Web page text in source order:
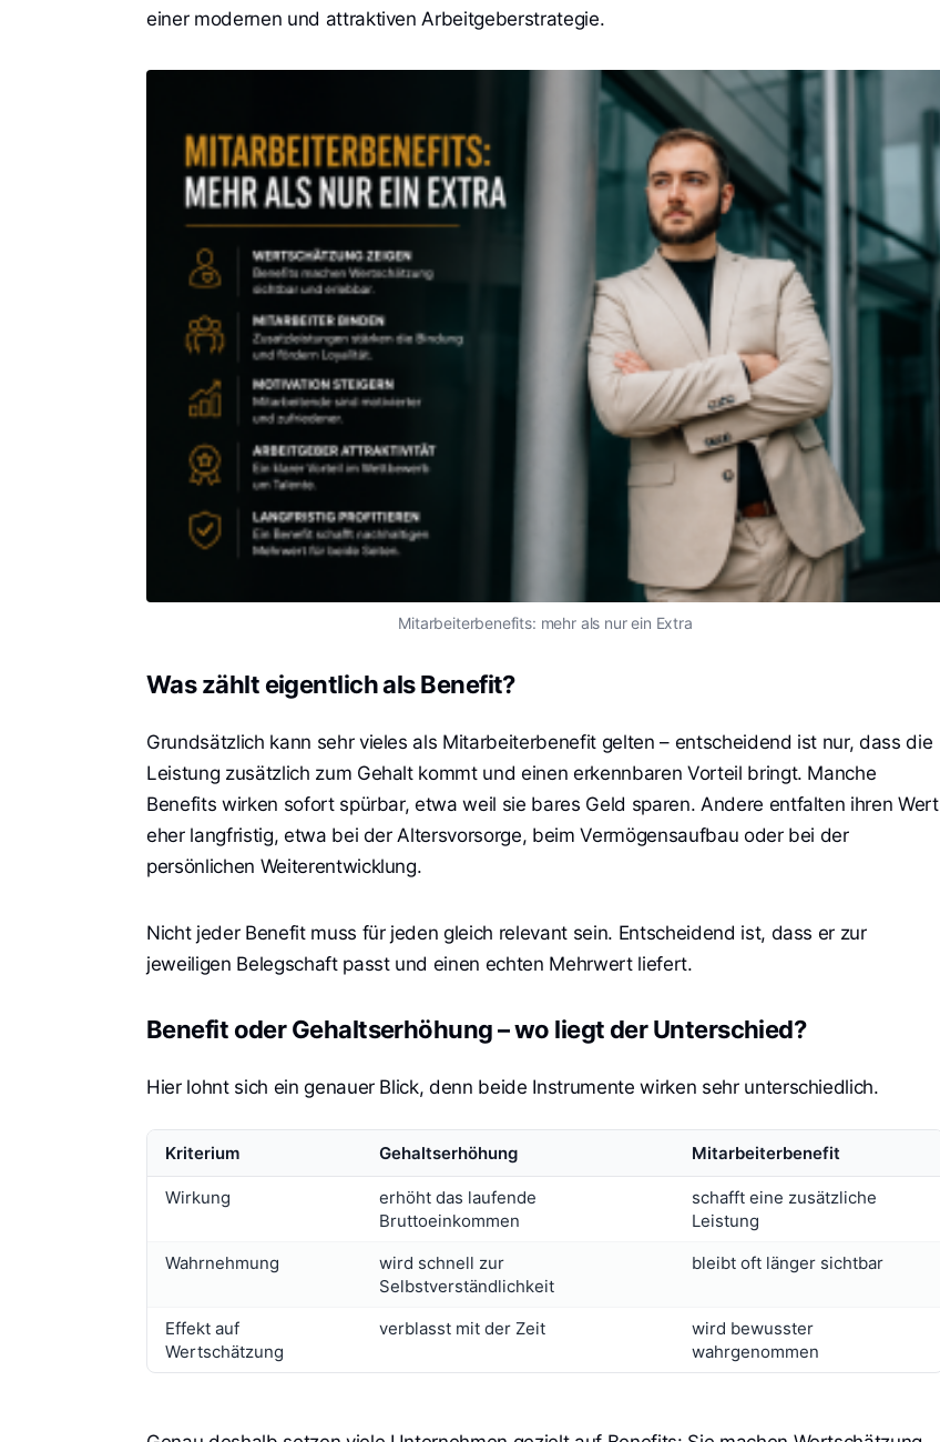
einer modernen und attraktiven Arbeitgeberstrategie.
Mitarbeiterbenefits: mehr als nur ein Extra
Was zählt eigentlich als Benefit?
Grundsätzlich kann sehr vieles als Mitarbeiterbenefit gelten – entscheidend ist nur, dass die
Leistung zusätzlich zum Gehalt kommt und einen erkennbaren Vorteil bringt. Manche
Benefits wirken sofort spürbar, etwa weil sie bares Geld sparen. Andere entfalten ihren Wert
eher langfristig, etwa bei der Altersvorsorge, beim Vermögensaufbau oder bei der
persönlichen Weiterentwicklung.
Nicht jeder Benefit muss für jeden gleich relevant sein. Entscheidend ist, dass er zur
jeweiligen Belegschaft passt und einen echten Mehrwert liefert.
Benefit oder Gehaltserhöhung – wo liegt der Unterschied?
Hier lohnt sich ein genauer Blick, denn beide Instrumente wirken sehr unterschiedlich.
Kriterium Gehaltserhöhung Mitarbeiterbenefit
Wirkung
erhöht das laufende
Bruttoeinkommen
schafft eine zusätzliche
Leistung
Wahrnehmung
wird schnell zur
Selbstverständlichkeit
bleibt oft länger sichtbar
Effekt auf
Wertschätzung
verblasst mit der Zeit
wird bewusster
wahrgenommen